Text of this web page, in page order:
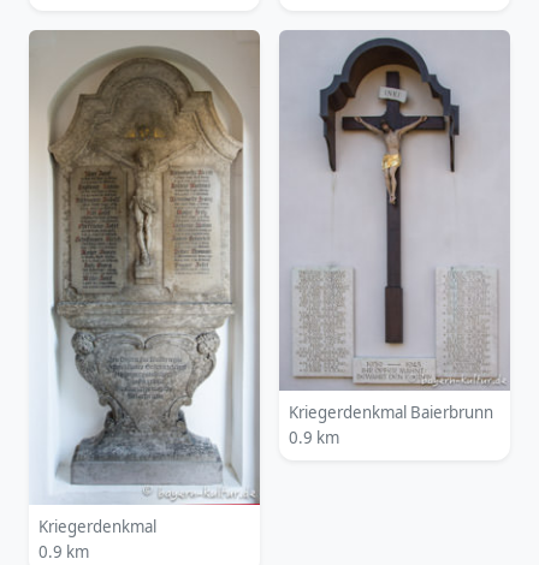
Kriegerdenkmal
0.9 km
Kriegerdenkmal Baierbrunn
0.9 km